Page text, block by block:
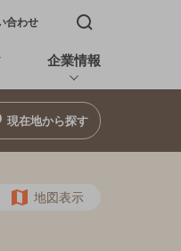
合わせ 検索窓を開く
企業情報
現在地から探す
地図表示